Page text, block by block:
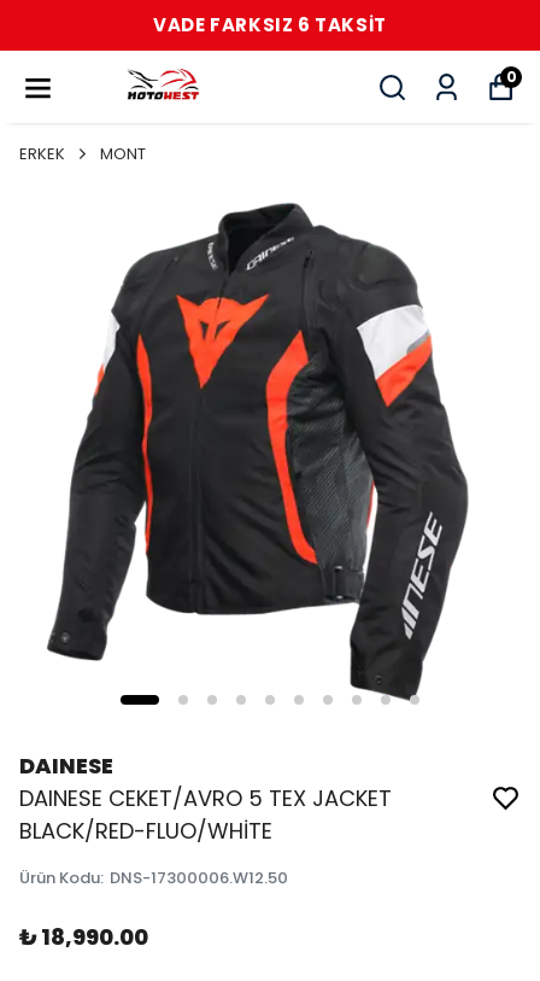
VADE FARKSIZ 6 TAKSİT
0
ERKEK MONT
DAINESE
DAINESE CEKET/AVRO 5 TEX JACKET
BLACK/RED-FLUO/WHİTE
Ürün Kodu: DNS-17300006.W12.50
₺ 18,990.00